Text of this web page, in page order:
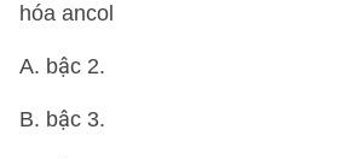
hóa ancol
A. bậc 2.
B. bậc 3.